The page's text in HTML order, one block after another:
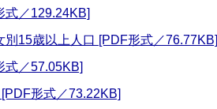
式／129.24KB]
15歳以上人口 [PDF形式／76.77KB]
式／57.05KB]
形式／73.22KB]